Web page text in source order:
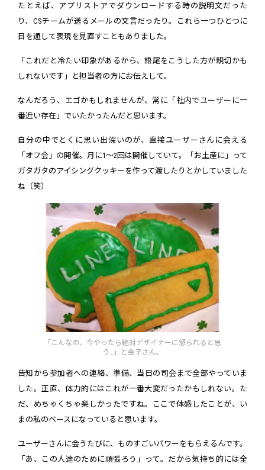
たとえば、アプリストアでダウンロードする時の説明文だった
り、CSチームが送るメールの文言だったり。これら一つひとつに
目を通して表現を見直すこともありました。
「これだと冷たい印象があるから、語尾をこうした方が親切かも
しれないです」と担当者の方にお伝えして。
なんだろう、エゴかもしれませんが、常に「社内でユーザーに一
番近い存在」でいたかったんだと思います。
自分の中でとくに思い出深いのが、直接ユーザーさんに会える
「オフ会」の開催。月に1～2回は開催していて。「お土産に」って
ガタガタのアイシングクッキーを作って渡したりとかしていました
ね（笑）
「こんなの、今やったら絶対デザイナーに怒られると思
う…」と金子さん。
告知から参加者への連絡、準備、当日の司会まで全部やっていま
した。正直、体力的にはこれが一番大変だったかもしれない。た
だ、めちゃくちゃ楽しかったですね。ここで体感したことが、い
まの私のベースになっていると思います。
ユーザーさんに会うたびに、ものすごいパワーをもらえるんです。
「あ、この人達のために頑張ろう」って。だから気持ち的には全